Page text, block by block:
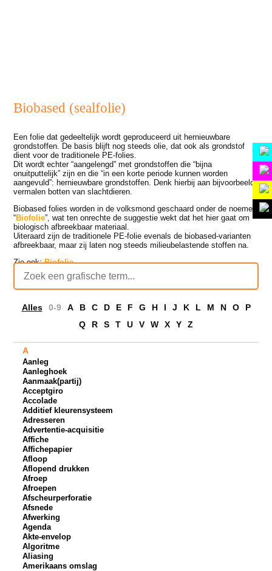
Home
Aanvullingen
Sponsoren
Info
Biobased (sealfolie)
Een folie dat gedeeltelijk wordt geproduceerd uit hernieuwbare
grondstoffen. De basis blijft nog steeds olie, dat ook als grondstof
dient voor de traditionele PE-folies.
Dit wordt echter “aangelengd” met grondstoffen die “bijna
onuitputtelijk” zijn en die “in een korte periode kunnen worden
aangevuld”: hernieuwbare grondstoffen. Denk hierbij aan bijvoorbeeld
vermalen botten van slachtdieren.
Biobased folies worden in de volksmond geschaard onder de noemer
“Biofolie”, wat ten onrechte de suggestie wekt dat het hier gaat om
biologisch afbreekbaar materiaal.
Uiteraard zijn de traditionele PE-folie evenals de biobased-varianten
afbreekbaar, maar zij laten nog steeds milieubelastende stoffen na.
Zie ook:Biofolie
Alles 0-9 A B C D E F G H I J K L M N O
P
Q
R S T U V W X Y Z
A
Aanleg
Aanleghoek
Aanmaak(partij)
Acceptgiro
Accolade
Additief kleurensysteem
Adresseren
Advertentie-acquisitie
Affiche
Affichepapier
Afloop
Aflopend drukken
Afroep
Afroepen
Afscheurperforatie
Afsnede
Afwerking
Agenda
Akte-envelop
Algoritme
Aliasing
Amerikaans omslag